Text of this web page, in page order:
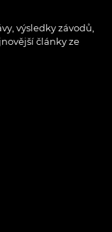
výsledky závodů,
články ze